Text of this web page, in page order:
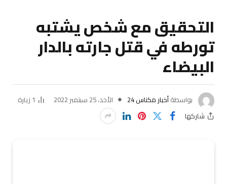
التحقيق مع شخص يشتبه
تورطه في قتل جارته بالدار
البيضاء
بواسطةأخبار مكناس 24 الأحد، 25 سبتمبر 2022 1 زيارة
شاركها